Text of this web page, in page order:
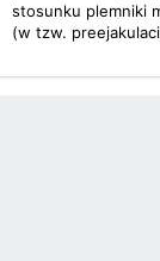
stosunku plemniki
(w tzw.